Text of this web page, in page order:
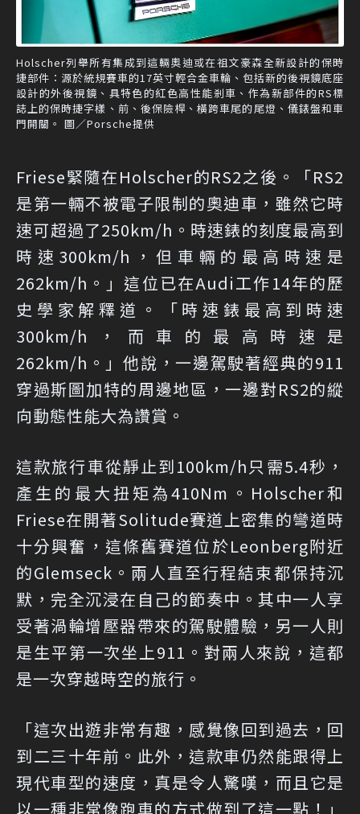
Holscher列舉所有集成到這輛奧迪或在祖文豪森全新設計的保時
捷部件：源於統規賽車的17英寸輕合金車輪、包括新的後視鏡底座
設計的外後視鏡、具特色的紅色高性能剎車、作為新部件的RS標
誌上的保時捷字樣、前、後保險桿、橫跨車尾的尾燈、儀錶盤和車
門開關。 圖／Porsche提供
Friese緊隨在Holscher的RS2之後。「RS2
是第一輛不被電子限制的奧迪車，雖然它時
速可超過了250km/h。時速錶的刻度最高到
時速300km/h，但車輛的最高時速是
262km/h。」這位已在Audi工作14年的歷
史學家解釋道。「時速錶最高到時速
300km/h，而車的最高時速是
262km/h。」他說，一邊駕駛著經典的911
穿過斯圖加特的周邊地區，一邊對RS2的縱
向動態性能大為讚賞。
這款旅行車從靜止到100km/h只需5.4秒，
產生的最大扭矩為410Nm。Holscher和
Friese在開著Solitude賽道上密集的彎道時
十分興奮，這條舊賽道位於Leonberg附近
的Glemseck。兩人直至行程結束都保持沉
默，完全沉浸在自己的節奏中。其中一人享
受著渦輪增壓器帶來的駕駛體驗，另一人則
是生平第一次坐上911。對兩人來說，這都
是一次穿越時空的旅行。
「這次出遊非常有趣，感覺像回到過去，回
到二三十年前。此外，這款車仍然能跟得上
現代車型的速度，真是令人驚嘆，而且它是
以一種非常像跑車的方式做到了這一點！」